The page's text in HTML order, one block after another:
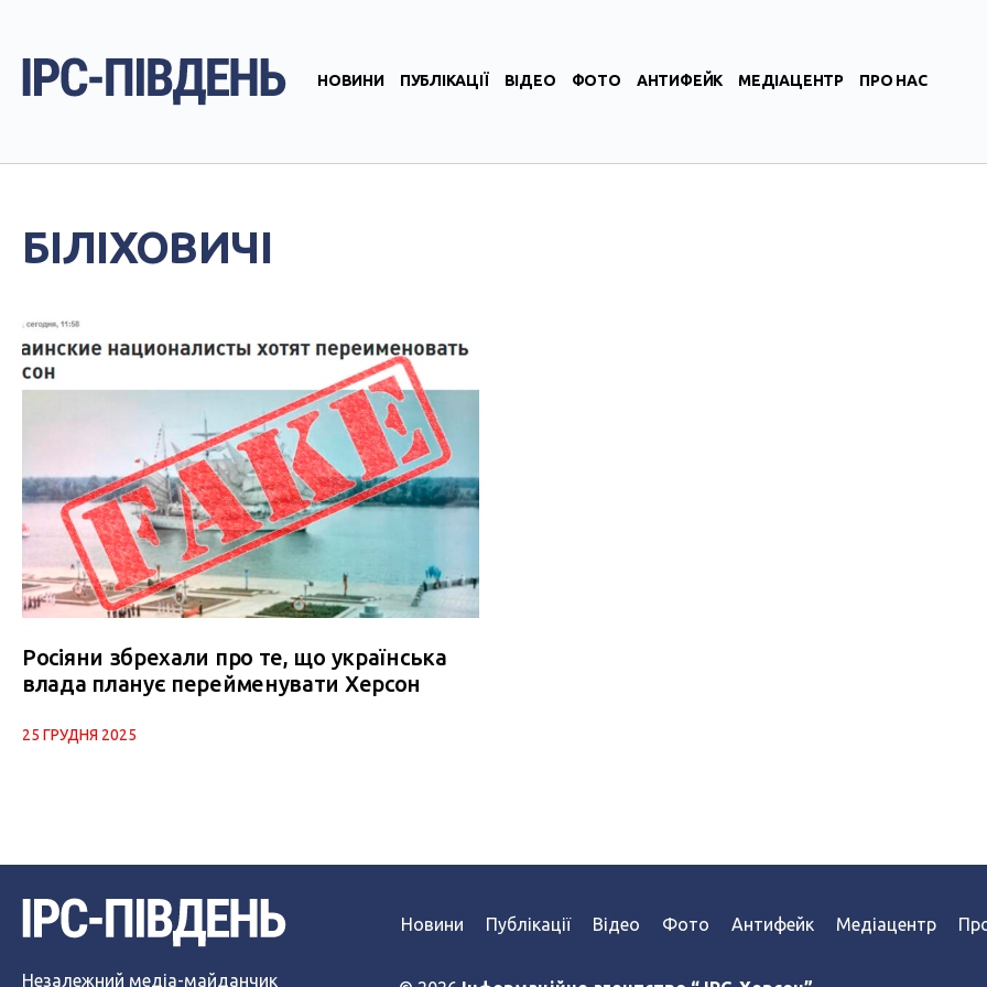
НОВИНИ ПУБЛІКАЦІЇ ВІДЕО ФОТО АНТИФЕЙК МЕДІАЦЕНТР ПРО НАС
БІЛІХОВИЧІ
Росіяни збрехали про те, що українська
влада планує перейменувати Херсон
25 ГРУДНЯ 2025
Незалежний медіа-майданчик
Новини Публікації Відео Фото Антифейк Медіацентр